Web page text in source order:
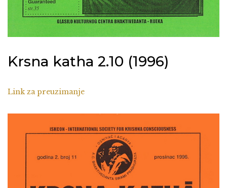
Krsna katha 2.10 (1996)
Link za preuzimanje